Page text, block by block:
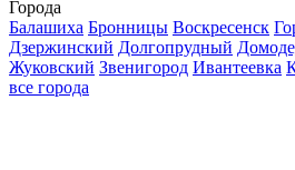
Города
Балашиха Бронницы Воскресенск
Дзержинский Долгопрудный
Жуковский Звенигород Ивантеевка
все города